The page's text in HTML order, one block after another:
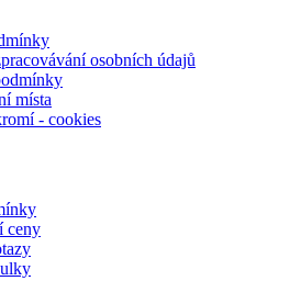
osobních údajů
místa
- cookies
ceny